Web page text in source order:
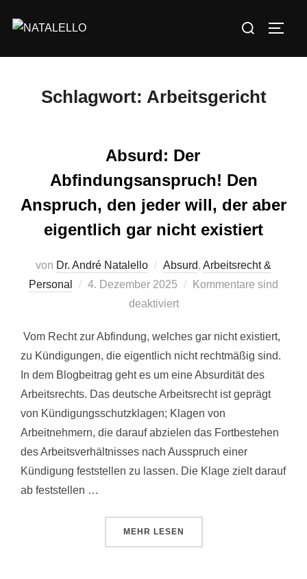
Schlagwort: Arbeitsgericht
Absurd: Der
Abfindungsanspruch! Den
Anspruch, den jeder will, der aber
eigentlich gar nicht existiert
von Dr. André Natalello Absurd, Arbeitsrecht &
Personal
4. Dezember 2025
Kommentare sind
deaktiviert
Vom Recht zur Abfindung, welches gar nicht existiert,
zu Kündigungen, die eigentlich nicht rechtmäßig sind.
In dem Blogbeitrag geht es um eine Absurdität des
Arbeitsrechts. Das deutsche Arbeitsrecht ist geprägt
von Kündigungsschutzklagen; Klagen von
Arbeitnehmern, die darauf abzielen das Fortbestehen
des Arbeitsverhältnisses nach Ausspruch einer
Kündigung feststellen zu lassen. Die Klage zielt darauf
ab feststellen …
MEHR LESEN